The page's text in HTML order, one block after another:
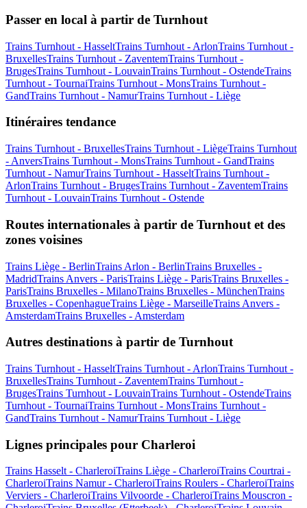
Passer en local à partir de Turnhout
Trains Turnhout - HasseltTrains Turnhout - ArlonTrains Turnhout -
BruxellesTrains Turnhout - ZaventemTrains Turnhout -
BrugesTrains Turnhout - LouvainTrains Turnhout - OstendeTrains
Turnhout - TournaiTrains Turnhout - MonsTrains Turnhout -
GandTrains Turnhout - NamurTrains Turnhout - Liège
Itinéraires tendance
Trains Turnhout - BruxellesTrains Turnhout - LiègeTrains Turnhout
- AnversTrains Turnhout - MonsTrains Turnhout - GandTrains
Turnhout - NamurTrains Turnhout - HasseltTrains Turnhout -
ArlonTrains Turnhout - BrugesTrains Turnhout - ZaventemTrains
Turnhout - LouvainTrains Turnhout - Ostende
Routes internationales à partir de Turnhout et des
zones voisines
Trains Liège - BerlinTrains Arlon - BerlinTrains Bruxelles -
MadridTrains Anvers - ParisTrains Liège - ParisTrains Bruxelles -
ParisTrains Bruxelles - MilanoTrains Bruxelles - MünchenTrains
Bruxelles - CopenhagueTrains Liège - MarseilleTrains Anvers -
AmsterdamTrains Bruxelles - Amsterdam
Autres destinations à partir de Turnhout
Trains Turnhout - HasseltTrains Turnhout - ArlonTrains Turnhout -
BruxellesTrains Turnhout - ZaventemTrains Turnhout -
BrugesTrains Turnhout - LouvainTrains Turnhout - OstendeTrains
Turnhout - TournaiTrains Turnhout - MonsTrains Turnhout -
GandTrains Turnhout - NamurTrains Turnhout - Liège
Lignes principales pour Charleroi
Trains Hasselt - CharleroiTrains Liège - CharleroiTrains Courtrai -
CharleroiTrains Namur - CharleroiTrains Roulers - CharleroiTrains
Verviers - CharleroiTrains Vilvoorde - CharleroiTrains Mouscron -